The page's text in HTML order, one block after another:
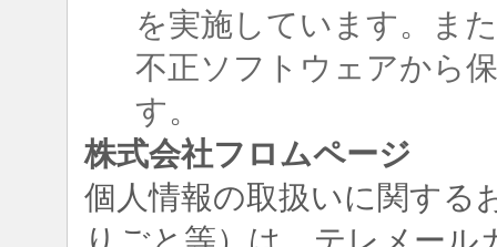
を実施しています。ま
不正ソフトウェアから
す。
株式会社フロムページ
個人情報の取扱いに関する